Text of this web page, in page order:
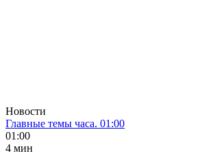
Новости
Главные темы часа. 01:00
01:00
4 мин